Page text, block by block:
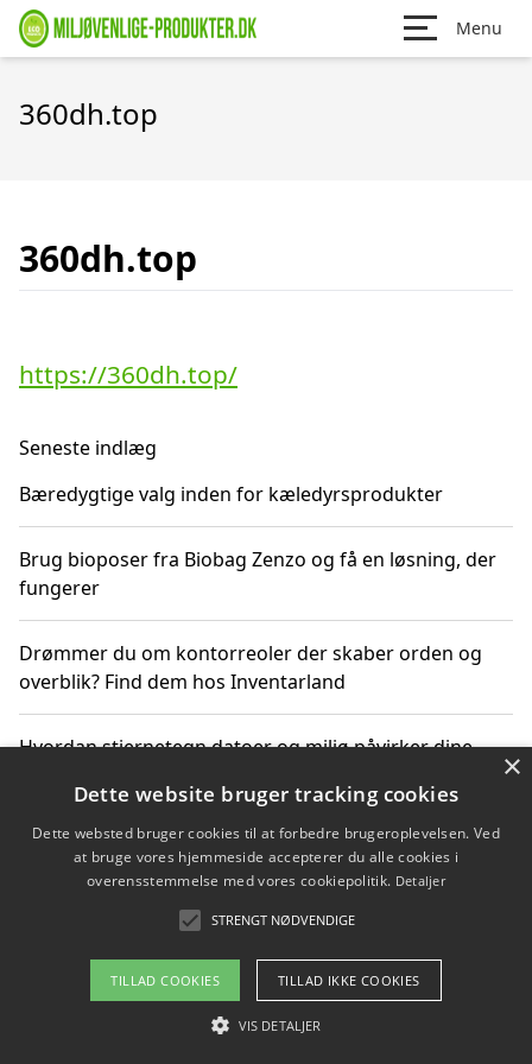
Menu
360dh.top
360dh.top
https://360dh.top/
Seneste indlæg
Bæredygtige valg inden for kæledyrsprodukter
Brug bioposer fra Biobag Zenzo og få en løsning, der
fungerer
Drømmer du om kontorreoler der skaber orden og
overblik? Find dem hos Inventarland
Hvordan stjernetegn datoer og miljø påvirker dine
Bæredygtige gadgets til en grønnere hverdag
Om / kontakt
Blog Betingelser
×
Dette website bruger tracking cookies
Dette websted bruger cookies til at forbedre brugeroplevelsen. Ved
at bruge vores hjemmeside accepterer du alle cookies i
overensstemmelse med vores cookiepolitik. Detaljer
STRENGT NØDVENDIGE
TILLAD COOKIES TILLAD IKKE COOKIES
VIS DETALJER